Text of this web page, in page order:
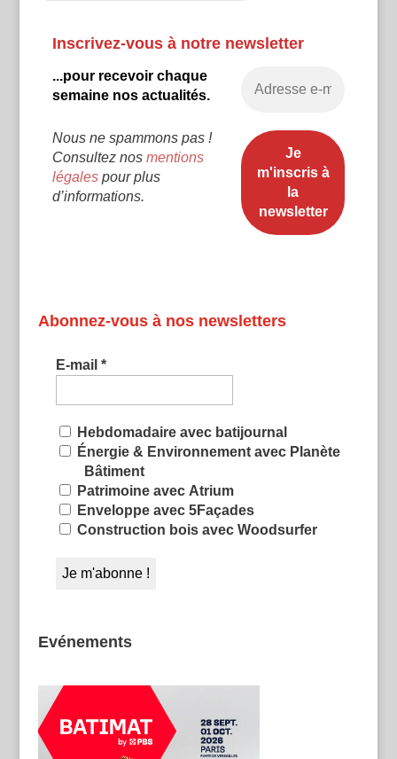
Inscrivez-vous à notre newsletter
...pour recevoir chaque
semaine nos actualités.
Nous ne spammons pas !
Consultez nos mentions
légalespour plus
d’informations.
Abonnez-vous à nos newsletters
E-mail *
Hebdomadaire avec batijournal
Énergie & Environnement avec Planète
Bâtiment
Patrimoine avec Atrium
Enveloppe avec 5Façades
Construction bois avec Woodsurfer
Evénements